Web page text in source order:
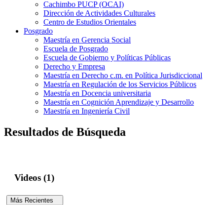
Cachimbo PUCP (OCAI)
Dirección de Actividades Culturales
Centro de Estudios Orientales
Posgrado
Maestría en Gerencia Social
Escuela de Posgrado
Escuela de Gobierno y Políticas Públicas
Derecho y Empresa
Maestría en Derecho c.m. en Política Jurisdiccional
Maestría en Regulación de los Servicios Públicos
Maestría en Docencia universitaria
Maestría en Cognición Aprendizaje y Desarrollo
Maestría en Ingeniería Civil
Resultados de Búsqueda
Videos (1)
Más Recientes